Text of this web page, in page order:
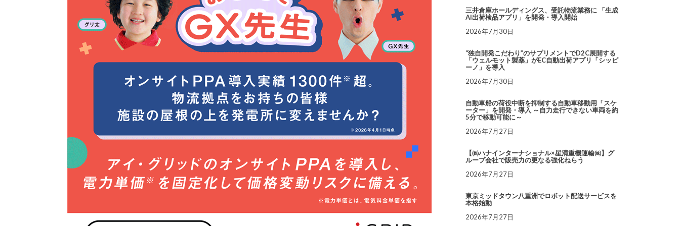
三井倉庫ホールディングス、受託物流業務に 「生成
AI出荷検品アプリ」を開発・導入開始
2026年7月30日
“独自開発こだわり”のサプリメントでD2C展開する
「ウェルモット製薬」がEC自動出荷アプリ「シッピ
ーノ」を導入
2026年7月30日
自動車船の荷役中断を抑制する自動車移動用「スケ
ーター」を開発・導入 ～自力走行できない車両を約
5分で移動可能に～
2026年7月27日
【㈱ハナインターナショナル×星清重機運輸㈱】グ
ループ会社で販売力の更なる強化ねらう
2026年7月27日
東京ミッドタウン八重洲でロボット配送サービスを
本格始動
2026年7月27日